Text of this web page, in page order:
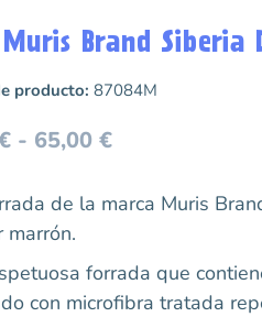
Brand Siberia
producto: 87084M
- 65,00 €
de la marca Muris
marrón.
forrada que
con microfibra tratada